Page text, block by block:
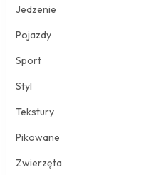
Jedzenie
Pojazdy
Sport
Styl
Tekstury
Pikowane
Zwierzęta